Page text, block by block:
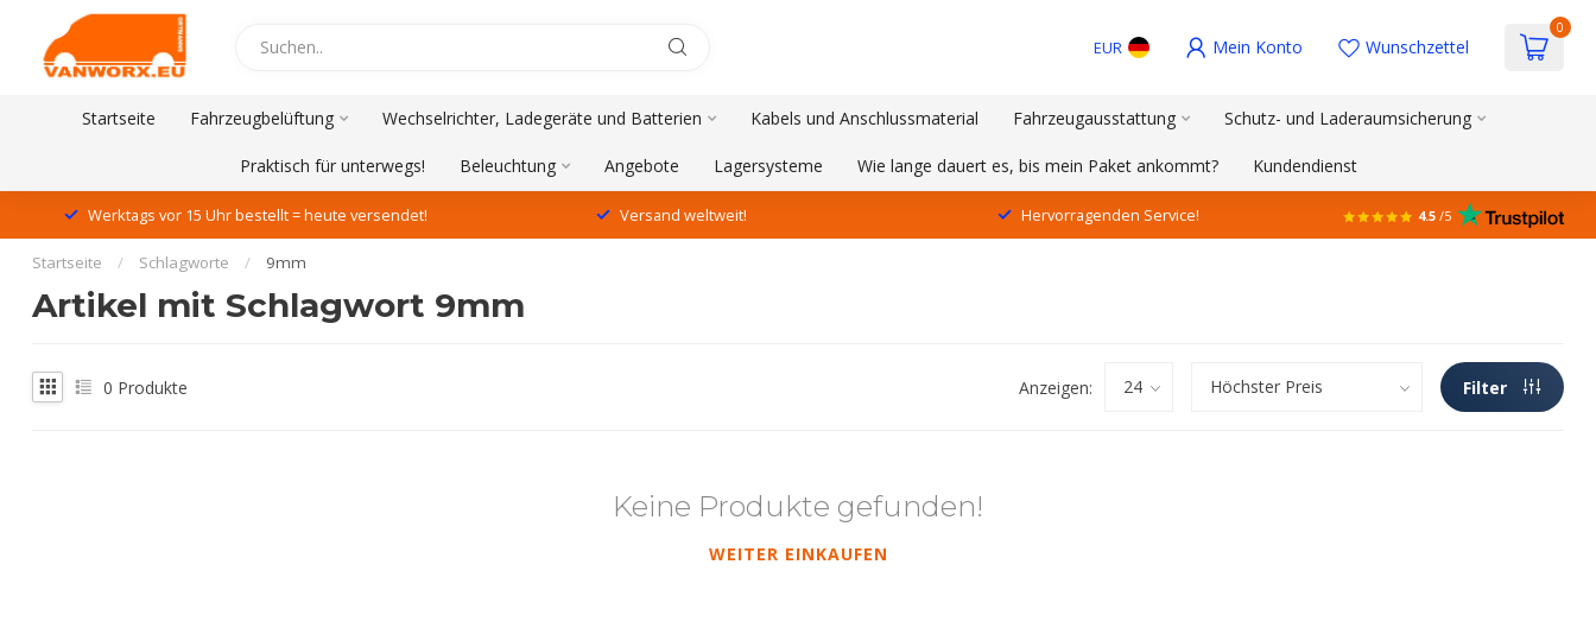
EUR Mein Konto Wunschzettel
0
Startseite Fahrzeugbelüftung Wechselrichter, Ladegeräte und Batterien Kabels und Anschlussmaterial Fahrzeugausstattung Schutz- und Laderaumsicherung
Praktisch für unterwegs! Beleuchtung Angebote Lagersysteme Wie lange dauert es, bis mein Paket ankommt? Kundendienst
Werktags vor 15 Uhr bestellt = heute versendet! Versand weltweit! Hervorragenden Service! 4.5 /5
Startseite / Schlagworte / 9mm
Artikel mit Schlagwort 9mm
0 Produkte Anzeigen: Filter
Keine Produkte gefunden!
WEITER EINKAUFEN